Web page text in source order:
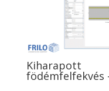
Kiharapott
födémfelfekvés